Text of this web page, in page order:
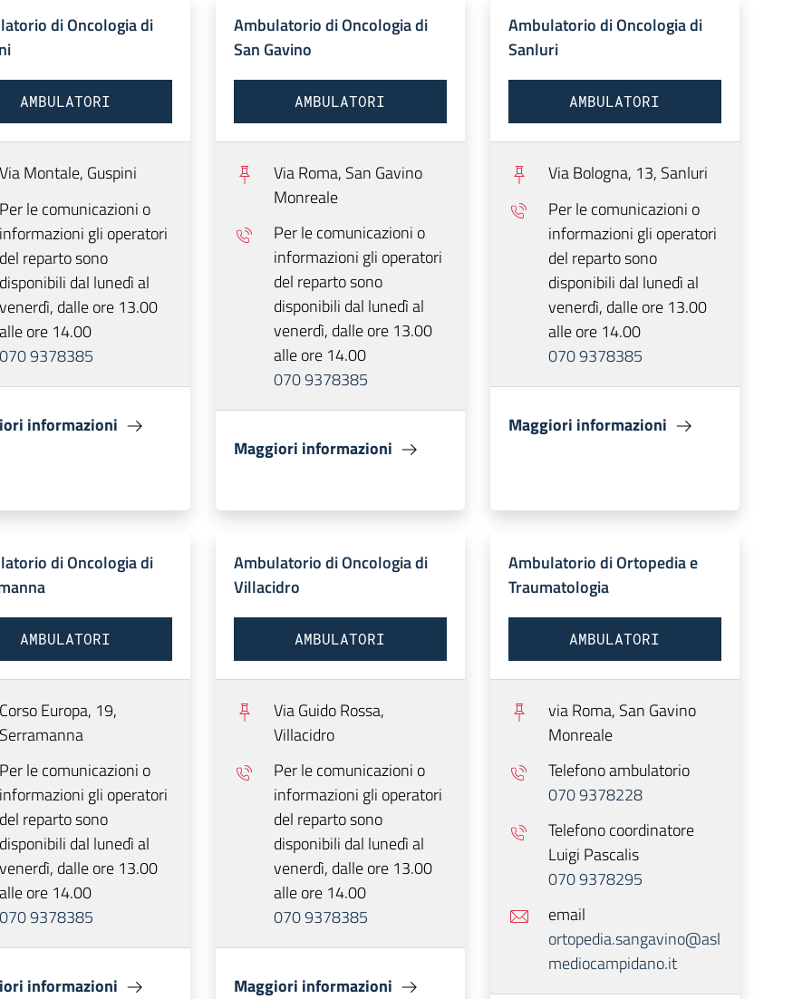
di Oncologia di
AMBULATORI
Via Montale, Guspini
Per le comunicazioni o
informazioni gli operatori
del reparto sono
disponibili dal lunedì al
venerdì, dalle ore 13.00
alle ore 14.00
070 9378385
informazioni
Ambulatorio di Oncologia di
San Gavino
AMBULATORI
Via Roma, San Gavino
Monreale
Per le comunicazioni o
informazioni gli operatori
del reparto sono
disponibili dal lunedì al
venerdì, dalle ore 13.00
alle ore 14.00
070 9378385
Maggiori informazioni
Ambulatorio di Oncologia di
Sanluri
AMBULATORI
Via Bologna, 13, Sanluri
Per le comunicazioni o
informazioni gli operatori
del reparto sono
disponibili dal lunedì al
venerdì, dalle ore 13.00
alle ore 14.00
070 9378385
Maggiori informazioni
di Oncologia di
AMBULATORI
Corso Europa, 19,
Serramanna
Per le comunicazioni o
informazioni gli operatori
del reparto sono
disponibili dal lunedì al
venerdì, dalle ore 13.00
alle ore 14.00
070 9378385
informazioni
Ambulatorio di Oncologia di
Villacidro
AMBULATORI
Via Guido Rossa,
Villacidro
Per le comunicazioni o
informazioni gli operatori
del reparto sono
disponibili dal lunedì al
venerdì, dalle ore 13.00
alle ore 14.00
070 9378385
Maggiori informazioni
Ambulatorio di Ortopedia e
Traumatologia
AMBULATORI
via Roma, San Gavino
Monreale
Telefono ambulatorio
070 9378228
Telefono coordinatore
Luigi Pascalis
070 9378295
email
ortopedia.sangavino@asl
mediocampidano.it